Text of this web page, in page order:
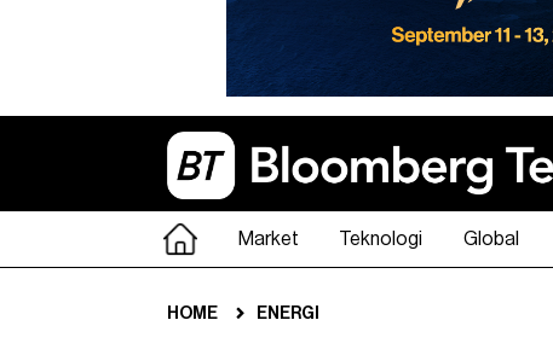
Market Teknologi Global
HOME ENERGI